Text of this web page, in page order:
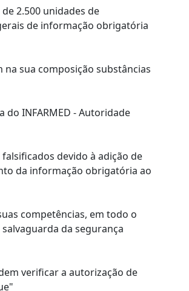
2.500 unidades de
de informação obrigatória
sua composição substâncias
do INFARMED - Autoridade
devido à adição de
da informação obrigatória ao
competências, em todo o
da segurança
verificar a autorização de